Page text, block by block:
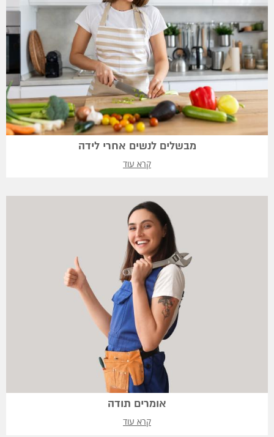
מבשלים לנשים אחרי לידה
קרא עוד
אומרים תודה
קרא עוד